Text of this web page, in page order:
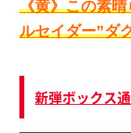
《黄》この素
ルセイダー”ダ
新弾ボックス